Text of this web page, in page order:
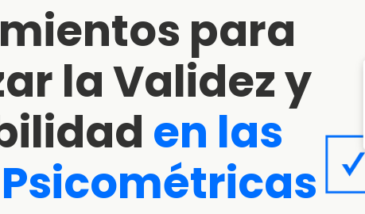
para
la Validez y
en las
Psicométricas